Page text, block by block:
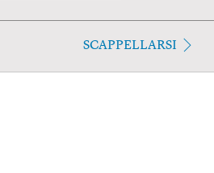
SCAPPELLARSI